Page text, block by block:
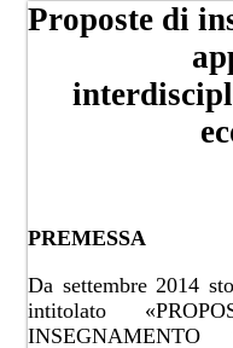
​​​​​​​​​​​​​Proposte di
PREMESSA
Da settembre 2014
intitolato